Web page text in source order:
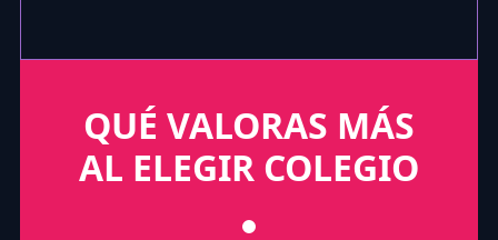
QUÉ VALORAS MÁS
AL ELEGIR COLEGIO